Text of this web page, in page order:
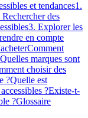
et tendances1.
Rechercher des
3. Explorer les
en compte
Comment
Quelles marques sont
choisir des
?Quelle est
?Existe-t-
?Glossaire